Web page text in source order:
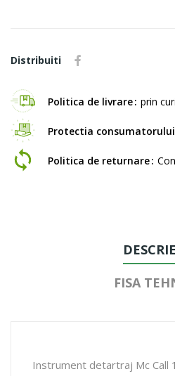
Distribuiti
Politica de livrare prin
Protectia consumatorului
Politica de returnare
FISA
Instrument detartraj Mc Call